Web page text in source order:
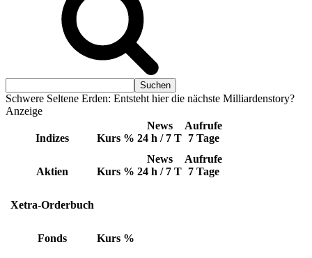
Schwere Seltene Erden: Entsteht hier die nächste Milliardenstory?
Anzeige
Indizes Kurs %
News
24 h / 7 T
Aufrufe
7 Tage
Aktien Kurs %
News
24 h / 7 T
Aufrufe
7 Tage
Xetra-Orderbuch
Fonds Kurs %